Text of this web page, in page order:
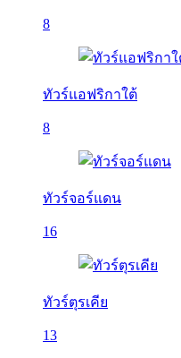
8
ทัวร์แอฟริกาใต้
8
ทัวร์จอร์แดน
16
ทัวร์ตุรเคีย
13